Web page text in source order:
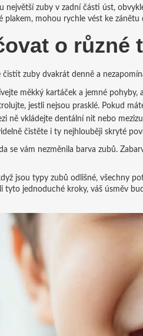
největší zuby v zadní části úst,
plakem, mohou rychle vést ke
o různé
čistit zuby dvakrát denně a
měkký kartáček a jemné
jestli nejsou prasklé. Pokud
ně vkládejte dentální nit nebo
čistěte i ty nejhlouběji skryté
se vám nezměnila barva zubů.
jsou typy zubů odlišné, všechny
tyto jednoduché kroky, váš úsměv